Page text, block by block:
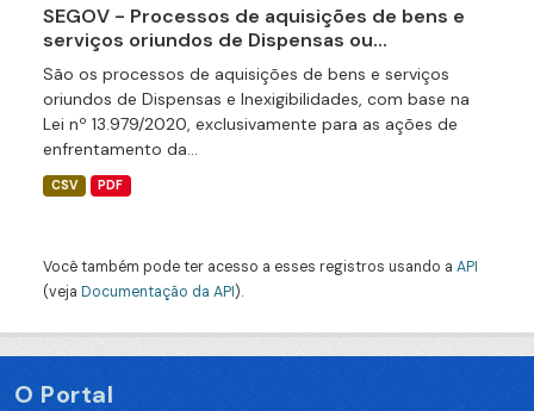
SEGOV - Processos de aquisições de bens e
serviços oriundos de Dispensas ou...
São os processos de aquisições de bens e serviços
oriundos de Dispensas e Inexigibilidades, com base na
Lei nº 13.979/2020, exclusivamente para as ações de
enfrentamento da...
CSV PDF
Você também pode ter acesso a esses registros usando a API
(veja Documentação da API).
O Portal